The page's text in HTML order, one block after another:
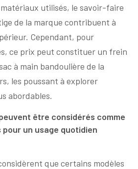
utilisés, le savoir-faire
de la marque contribuent à
Cependant, pour
ce prix peut constituer un frein
à main bandoulière de la
les poussant à explorer
abordables.
être considérés comme
un usage quotidien
que certains modèles